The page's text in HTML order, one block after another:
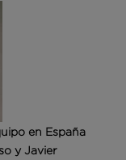
en España
y Javier